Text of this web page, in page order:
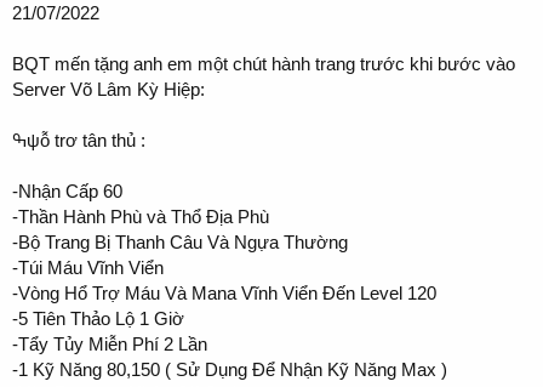
21/07/2022
BQT mến tặng anh em một chút hành trang trước khi bước vào
Server Võ Lâm Kỳ Hiệp:
ߒψỗ trơ tân thủ :
-Nhận Cấp 60
-Thần Hành Phù và Thổ Địa Phù
-Bộ Trang Bị Thanh Câu Và Ngựa Thường
-Túi Máu Vĩnh Viển
-Vòng Hổ Trợ Máu Và Mana Vĩnh Viển Đến Level 120
-5 Tiên Thảo Lộ 1 Giờ
-Tẩy Tủy Miễn Phí 2 Lần
-1 Kỹ Năng 80,150 ( Sử Dụng Để Nhận Kỹ Năng Max )